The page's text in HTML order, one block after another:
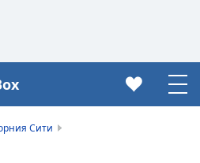
Сити